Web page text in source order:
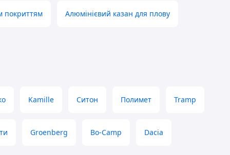
покриттям Алюмінієвий казан для плову
Kamille Ситон Полимет Tramp
Groenberg Bo-Camp Dacia